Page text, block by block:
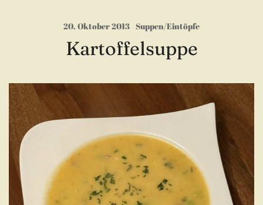
20. Oktober 2013 Suppen/Eintöpfe
Kartoffelsuppe